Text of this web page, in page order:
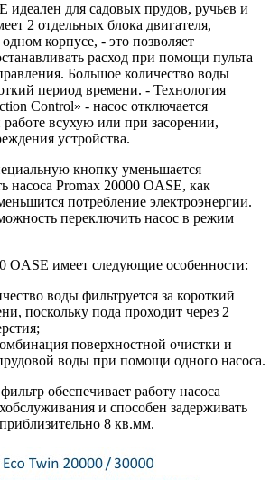
идеален для садовых прудов, ручьев и
2 отдельных блока двигателя,
корпусе, - это позволяет
расход при помощи пульта
Большое количество воды
период времени. - Технология
Control» - насос отключается
всухую или при засорении,
устройства.
кнопку уменьшается
насоса Promax 20000 OASE, как
потребление электроэнергии.
переключить насос в режим
OASE имеет следующие особенности:
воды фильтруется за короткий
поскольку пода проходит через 2
поверхностной очистки и
воды при помощи одного насоса.
обеспечивает работу насоса
и способен задерживать
8 кв.мм.